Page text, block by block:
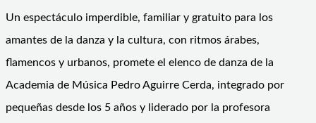
Un espectáculo imperdible, familiar y gratuito para los
amantes de la danza y la cultura, con ritmos árabes,
flamencos y urbanos, promete el elenco de danza de la
Academia de Música Pedro Aguirre Cerda, integrado por
pequeñas desde los 5 años y liderado por la profesora